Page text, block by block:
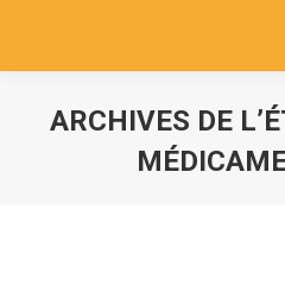
ARCHIVES DE